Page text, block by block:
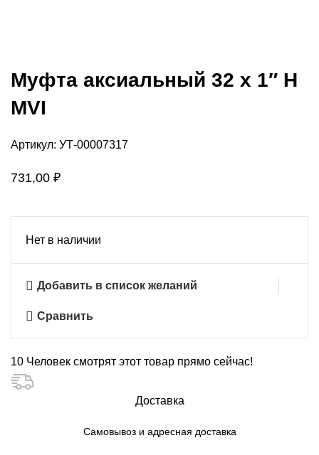
Муфта аксиальный 32 х 1″ Н
MVI
Артикул: УТ-00007317
731,00 ₽
Нет в наличии
Добавить в список желаний
Сравнить
10 Человек смотрят этот товар прямо сейчас!
Доставка
Самовывоз и адресная доставка